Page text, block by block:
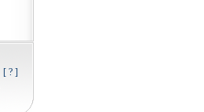
[ ? ]